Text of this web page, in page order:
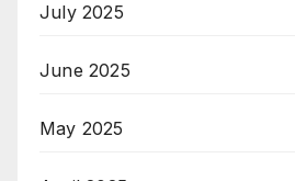
July 2025
June 2025
May 2025